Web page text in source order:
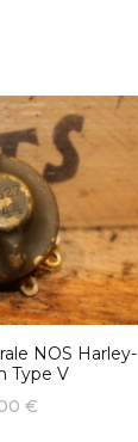
NOS Harley-
Type V
€